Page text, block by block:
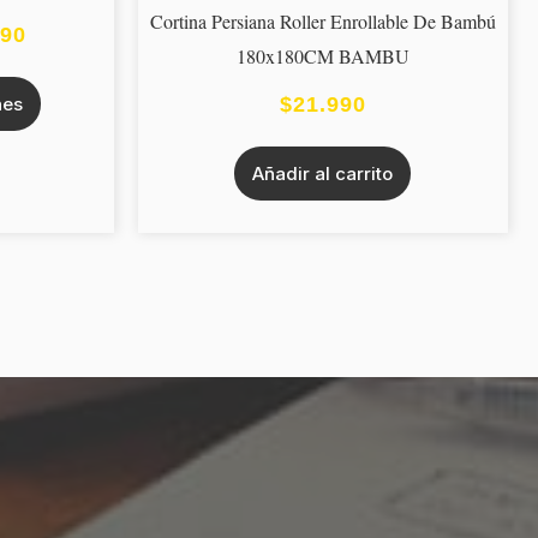
HASTA
opciones
producto
Cortina Persiana Roller Enrollable De Bambú
180x180CM BAMBU
$21.990
Añadir al carrito